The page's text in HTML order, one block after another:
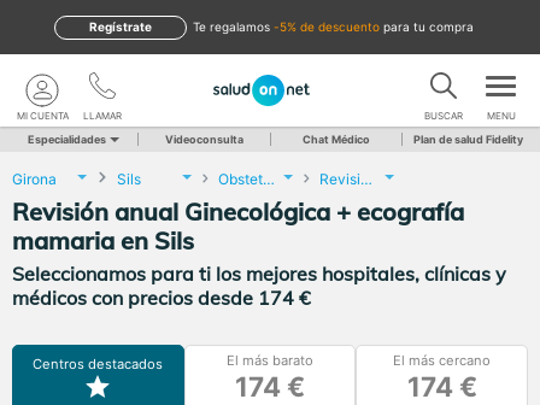
te regalamos -5% de descuento para tu compra
Regístrate
LLAMAR
MI CUENTA BUSCAR MENU
Especialidades Videoconsulta Chat Médico Plan de salud Fidelity
Girona Sils Obstetricia y Ginecología Revisión anual Ginecológica + ecografía mamaria
Revisión anual Ginecológica + ecografía
mamaria en Sils
Seleccionamos para ti los mejores hospitales, clínicas y
médicos con precios desde 174 €
Centros destacados El más barato
174 €
El más cercano
174 €